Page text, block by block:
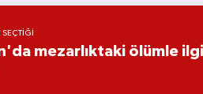
SEÇTIĞI
mezarlıktaki ölümle